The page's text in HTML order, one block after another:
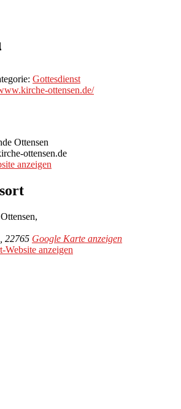
Gottesdienst
ottensen.de/
Ottensen
ottensen.de
anzeigen
22765 Google Karte anzeigen
Website anzeigen